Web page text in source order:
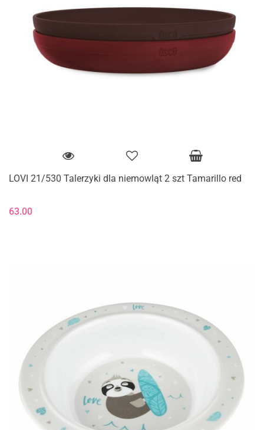
LOVI 21/530 Talerzyki dla niemowląt 2 szt Tamarillo red
63.00